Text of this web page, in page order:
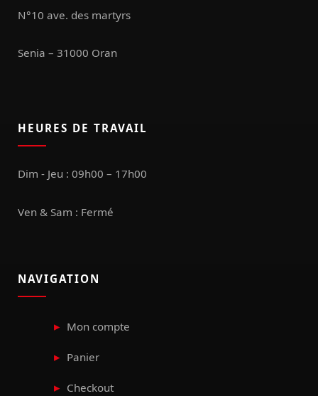
N°10 ave. des martyrs
Senia – 31000 Oran
HEURES DE TRAVAIL
Dim - Jeu : 09h00 – 17h00
Ven & Sam : Fermé
NAVIGATION
Mon compte
Panier
Checkout